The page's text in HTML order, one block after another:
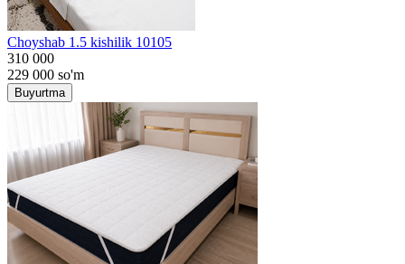
Choyshab 1.5 kishilik 10105
310 000
229 000 so'm
Buyurtma